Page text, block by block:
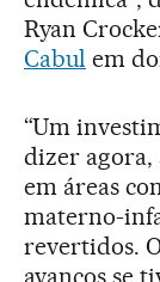
Ryan
Cabul em
“Um
dizer agora,
em áreas
materno-
revertidos.
avanços se